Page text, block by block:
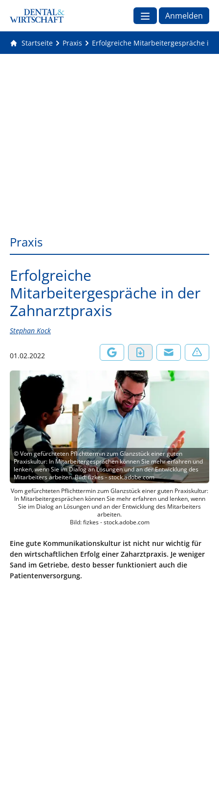
Anmelden
Startseite Praxis Erfolgreiche Mitarbeitergespräche in
Praxis
Erfolgreiche
Mitarbeitergespräche in der
Zahnarztpraxis
Stephan Kock
01.02.2022
©Vom gefürchteten Pflichttermin zum Glanzstück einer guten
Praxiskultur: In Mitarbeitergesprächen können Sie mehr erfahren und
lenken, wenn Sie im Dialog an Lösungen und an der Entwicklung des
Mitarbeiters arbeiten. Bild: fizkes - stock.adobe.com
Vom gefürchteten Pflichttermin zum Glanzstück einer guten Praxiskultur:
In Mitarbeitergesprächen können Sie mehr erfahren und lenken, wenn
Sie im Dialog an Lösungen und an der Entwicklung des Mitarbeiters
arbeiten.
Bild: fizkes - stock.adobe.com
Eine gute Kommunikationskultur ist nicht nur wichtig für
den wirtschaftlichen Erfolg einer Zaharztpraxis. Je weniger
Sand im Getriebe, desto besser funktioniert auch die
Patientenversorgung.